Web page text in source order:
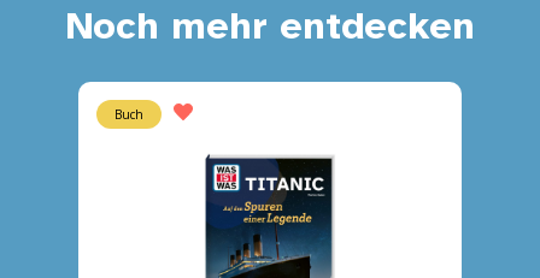
Noch mehr entdecken
Buch